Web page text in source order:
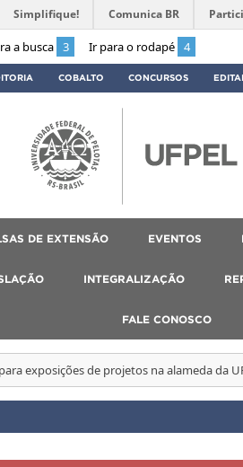
a busca 3 Ir para o rodapé 4
Simplifique! Comunica BR
COBALTO CONCURSOS
DE EXTENSÃO EVENTOS
INTEGRALIZAÇÃO
FALE CONOSCO
exposições de projetos na alameda da